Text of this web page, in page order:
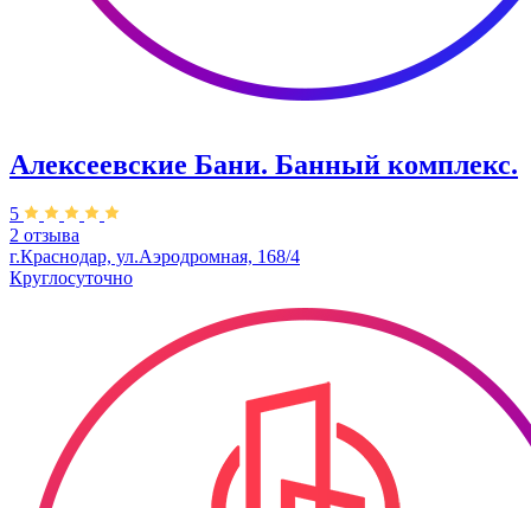
Алексеевские Бани. Банный комплекс.
5
2 отзыва
г.Краснодар, ул.Аэродромная, 168/4
Круглосуточно